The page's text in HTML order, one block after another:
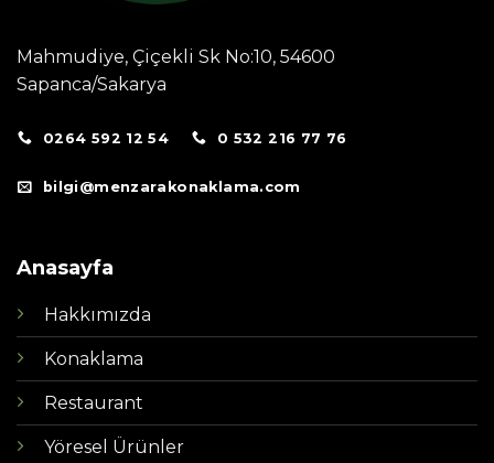
Mahmudiye, Çiçekli Sk No:10, 54600
Sapanca/Sakarya
0264 592 12 54 0 532 216 77 76
bilgi@menzarakonaklama.com
Anasayfa
Hakkımızda
Konaklama
Restaurant
Yöresel Ürünler